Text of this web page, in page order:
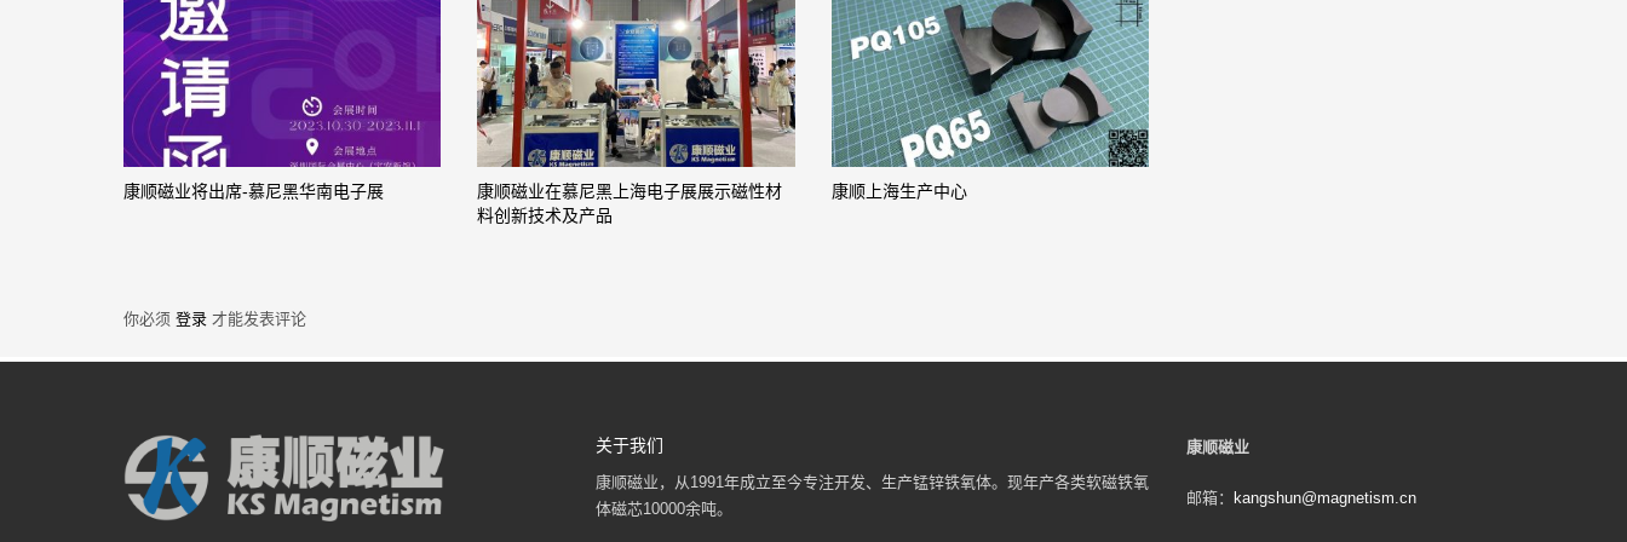
康顺磁业将出席-慕尼黑华南电子展
康顺磁业在慕尼黑上海电子展展示磁性材
料创新技术及产品
康顺上海生产中心
你必须 登录 才能发表评论
关于我们
康顺磁业，从1991年成立至今专注开发、生产锰锌铁氧体。现年产各类软磁铁氧
体磁芯10000余吨。
康顺磁业
邮箱： kangshun@magnetism.cn